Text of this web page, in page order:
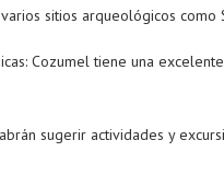
sitios arqueológicos
Cozumel tiene una
sugerir actividades y